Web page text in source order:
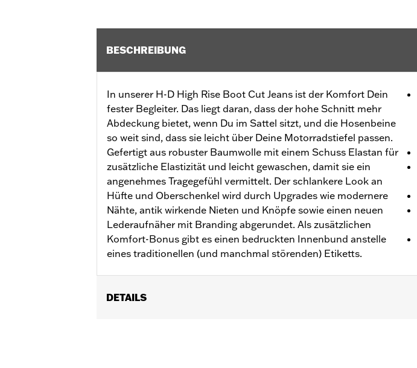
BESCHREIBUNG
In unserer H-D High Rise Boot Cut Jeans ist der Komfort Dein
fester Begleiter. Das liegt daran, dass der hohe Schnitt mehr
Abdeckung bietet, wenn Du im Sattel sitzt, und die Hosenbeine
so weit sind, dass sie leicht über Deine Motorradstiefel passen.
Gefertigt aus robuster Baumwolle mit einem Schuss Elastan für
zusätzliche Elastizität und leicht gewaschen, damit sie ein
angenehmes Tragegefühl vermittelt. Der schlankere Look an
Hüfte und Oberschenkel wird durch Upgrades wie modernere
Nähte, antik wirkende Nieten und Knöpfe sowie einen neuen
Lederaufnäher mit Branding abgerundet. Als zusätzlichen
Komfort-Bonus gibt es einen bedruckten Innenbund anstelle
eines traditionellen (und manchmal störenden) Etiketts.
DETAILS